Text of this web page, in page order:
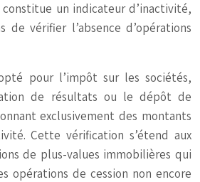
constitue un indicateur d’inactivité,
de vérifier l’absence d’opérations
pour l’impôt sur les sociétés,
de résultats ou le dépôt de
exclusivement des montants
Cette vérification s’étend aux
de plus-values immobilières qui
opérations de cession non encore